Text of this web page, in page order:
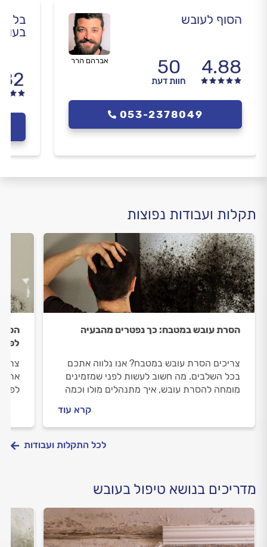
הסוף לעובש
4.88
50
חוות דעת
אברהם הרר
053-2378049
בל
תקלות ועבודות נפוצות
הסרת עובש במטבח: כך נפטרים מהבעיה
צריכים הסרת עובש במטבח? אנו נלווה אתכם
בכל השלבים. מה חשוב לעשות לפני שמזמינים
מומחה להסרת עובש, איך מתנהלים מולו וכמה
קרא עוד
לכל התקלות ועבודות
מדריכים בנושא טיפול בעובש